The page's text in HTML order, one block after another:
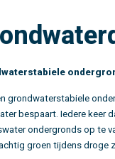
grondwaterstabiele
bespaart. Iedere keer
ondergronds op te
groen tijdens droge